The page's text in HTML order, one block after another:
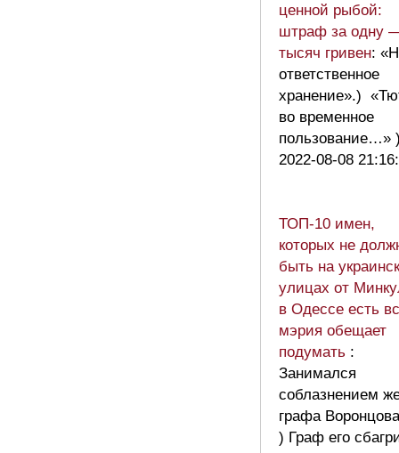
ценной рыбой:
штраф за одну
тысяч гривен:
ответственное
хранение».)
во временное
2022-08-08
ТОП-10 имен,
которых не
быть на
улицах от
в Одессе есть
мэрия обещает
подумать :
Занимался
соблазнением
графа
) Граф его